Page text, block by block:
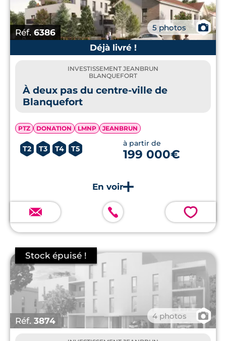
Réf. 6386 5 photos
📷
Déjà livré !
INVESTISSEMENT JEANBRUN
BLANQUEFORT
À deux pas du centre-ville de
Blanquefort
PTZ DONATION LMNP JEANBRUN
T2 T3 T4 T5
à partir de
199 000€
💗
Réf. 3874 4 photos 📷